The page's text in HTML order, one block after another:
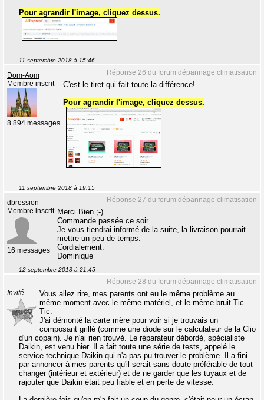
Pour agrandir l'image, cliquez dessus.
11 septembre 2018 à 15:46
Réponse 26 du forum dépannage climatisation
Dom-Aom
Membre inscrit
8 894 messages
C'est le tiret qui fait toute la différence!
Pour agrandir l'image, cliquez dessus.
11 septembre 2018 à 19:15
Réponse 27 du forum dépannage climatisation
dbression
Membre inscrit
16 messages
Merci Bien ;-)
Commande passée ce soir.
Je vous tiendrai informé de la suite, la livraison pourrait
mettre un peu de temps.
Cordialement.
Dominique
12 septembre 2018 à 21:45
Réponse 28 du forum dépannage climatisation
Invité
Vous allez rire, mes parents ont eu le même problème au
même moment avec le même matériel, et le même bruit Tic-
Tic.
J'ai démonté la carte mère pour voir si je trouvais un
composant grillé (comme une diode sur le calculateur de la Clio
d'un copain). Je n'ai rien trouvé. Le réparateur débordé, spécialiste
Daikin, est venu hier. Il a fait toute une série de tests, appelé le
service technique Daikin qui n'a pas pu trouver le problème. Il a fini
par annoncer à mes parents qu'il serait sans doute préférable de tout
changer (intérieur et extérieur) et de ne garder que les tuyaux et de
rajouter que Daikin était peu fiable et en perte de vitesse.